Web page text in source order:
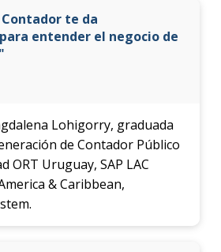
te da
entender el negocio de
Lohigorry, graduada
de Contador Público
ORT Uruguay, SAP LAC
& Caribbean,